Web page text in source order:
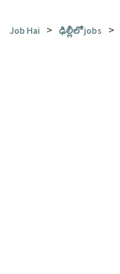
Job Hai > ఢిల్లీలో jobs >